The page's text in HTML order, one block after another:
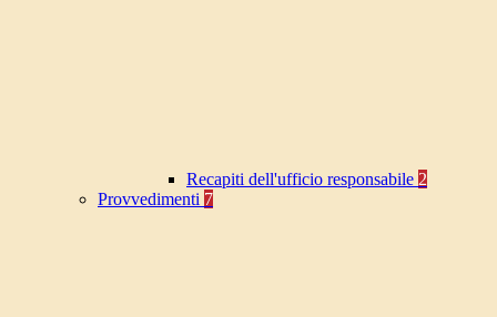
Recapiti dell'ufficio responsabile 2
Provvedimenti 7